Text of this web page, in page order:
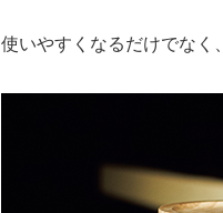
使いやすくなるだけでなく